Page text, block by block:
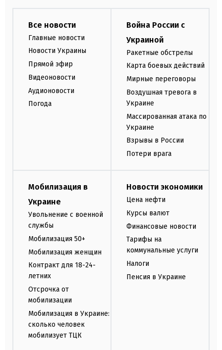
Все новости
Главные новости
Новости Украины
Прямой эфир
Видеоновости
Аудионовости
Погода
Война России с
Украиной
Ракетные обстрелы
Карта боевых действий
Мирные переговоры
Воздушная тревога в
Украине
Массированная атака по
Украине
Взрывы в России
Потери врага
Мобилизация в
Украине
Увольнение с военной
службы
Мобилизация 50+
Мобилизация женщин
Контракт для 18-24-
летних
Отсрочка от
мобилизации
Мобилизация в Украине:
сколько человек
мобилизует ТЦК
Новости экономики
Цена нефти
Курсы валют
Финансовые новости
Тарифы на
коммунальные услуги
Налоги
Пенсия в Украине